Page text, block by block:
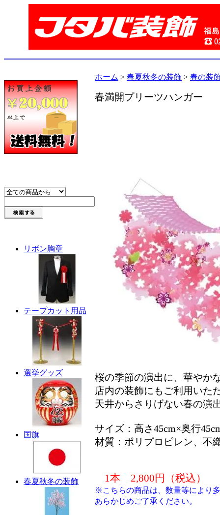
リボン胸章
テープカット用品
選挙グッズ
国旗
春夏秋冬の装飾
ホーム > 春夏秋冬の装飾 > 春の装
春満開プリーツハンガー
桜の季節の演出に、華やか
店内の装飾にもご利用いた
天井からさりげない春の演
サイズ：高さ45cm×奥行
材質：ポリプロピレン、不
1本 2,800円（税込）
※こちらの商品は、数量等により
あらかじめご了承ください。